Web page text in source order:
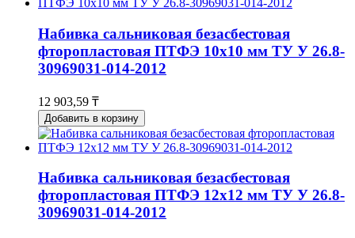
Набивка сальниковая безасбестовая
фторопластовая ПТФЭ 10х10 мм ТУ У 26.8-
30969031-014-2012
12 903,59 ₸
Добавить в корзину
Набивка сальниковая безасбестовая
фторопластовая ПТФЭ 12х12 мм ТУ У 26.8-
30969031-014-2012